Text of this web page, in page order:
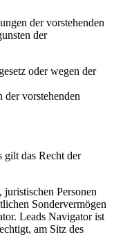
der vorstehenden
der
oder wegen der
der vorstehenden
gilt das Recht der
Personen
Sondervermögen
Leads Navigator ist
am Sitz des